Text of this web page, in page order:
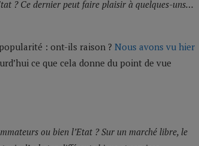
? Ce dernier peut faire plaisir à quelques-uns…
: ont-ils raison ? Nous avons vu hier
ce que cela donne du point de vue
ou bien l’Etat ? Sur un marché libre, le